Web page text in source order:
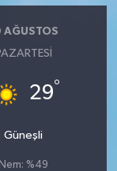
AĞUSTOS
29°
Güneşli
Nem: %49